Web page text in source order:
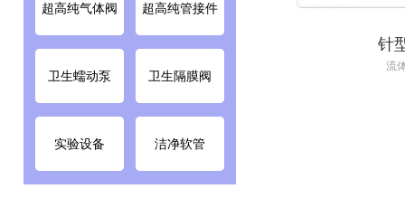
超高纯气体阀 超高纯管接件
卫生蠕动泵 卫生隔膜阀
实验设备 洁净软管
针
流